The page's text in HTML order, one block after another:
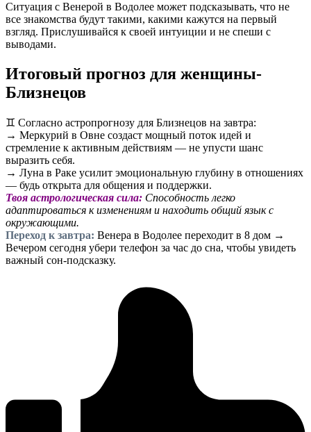
Ситуация с Венерой в Водолее может подсказывать, что не
все знакомства будут такими, какими кажутся на первый
взгляд. Прислушивайся к своей интуиции и не спеши с
выводами.
Итоговый прогноз для женщины-
Близнецов
♊️ Согласно астропрогнозу для Близнецов на завтра:
→ Меркурий в Овне создаст мощный поток идей и
стремление к активным действиям — не упусти шанс
выразить себя.
→ Луна в Раке усилит эмоциональную глубину в отношениях
— будь открыта для общения и поддержки.
Твоя астрологическая сила: Способность легко
адаптироваться к изменениям и находить общий язык с
окружающими.
Переход к завтра: Венера в Водолее переходит в 8 дом →
Вечером сегодня убери телефон за час до сна, чтобы увидеть
важный сон-подсказку.